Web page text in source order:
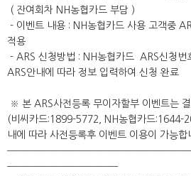
( 잔여회차 NH농협카드 부담 )
- 이벤트 내용 : NH농협카드 사용 고객중
적용
- ARS 신청방법 : NH농협카드 ARS신청
ARS안내에 따라 정보 입력하여 신청 완료
※ 본 ARS사전등록 무이자할부 이벤트는
(비씨카드:1899-5772, NH농협카드:1644-
내에 따라 사전등록후 이벤트 이용이 가능합
━━━━━━━━━━━━